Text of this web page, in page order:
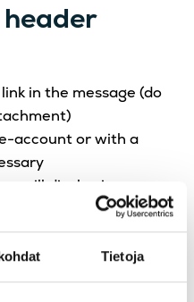
Tietoja
in the message (do
account or with a
will display in a new
be able to view the
own email
the encrypted
browser tab